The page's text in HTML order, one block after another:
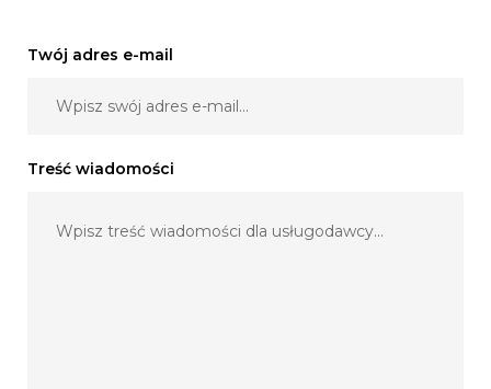
Twój adres e-mail
Treść wiadomości